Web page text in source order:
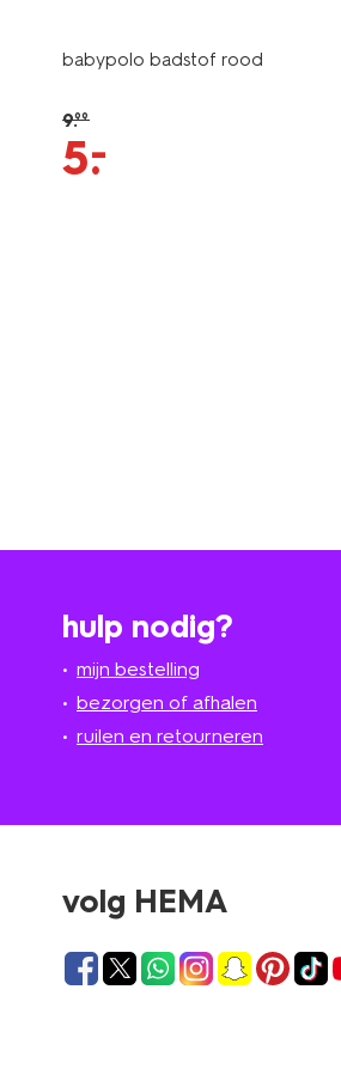
babypolo badstof rood
9.99
5.
–
hulp nodig?
mijn bestelling
bezorgen of afhalen
ruilen en retourneren
volg HEMA